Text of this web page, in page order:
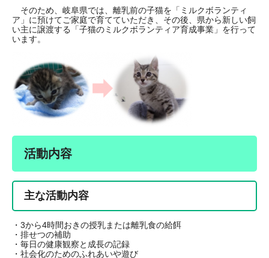
そのため、岐阜県では、離乳前の子猫を「ミルクボランティ
ア」に預けてご家庭で育てていただき、その後、県から新しい飼
い主に譲渡する「子猫のミルクボランティア育成事業」を行って
います。
活動内容
主な活動内容
・3から4時間おきの授乳または離乳食の給餌
・排せつの補助
・毎日の健康観察と成長の記録
・社会化のためのふれあいや遊び